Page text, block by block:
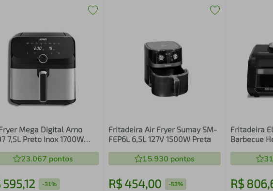
Mega Digital Arno
7,5L Preto Inox 1700W
23.067 pontos
595,12 -31%
Fritadeira Air Fryer Sumay SM-
FEP6L 6,5L 127V 1500W Preta
15.930 pontos
R$454,00 -53%
Fritadeira
Barbecue
R$ 806,